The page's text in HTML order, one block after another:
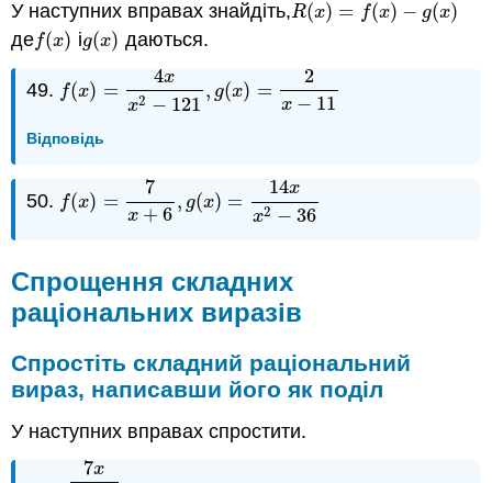
У наступних вправах знайдіть,R(x) = f(x) − g(x)
R(x)=f( )−g( x)
деf(x)
f(x) іg(x)
g(x) даються.
49. f(x) =
4x
x2 − 121
, g(x) =
2
x − 11
f(x)= 4x x2−121,g( x)=2 x− 11
Відповідь
50. f(x) =
7
x + 6
, g(x) =
14x
x2 − 36
f(x)= 7x +6,g(x) =14x x2 −36
Спрощення складних
раціональних виразів
Спростіть складний раціональний
вираз, написавши його як поділ
У наступних вправах спростити.
7x